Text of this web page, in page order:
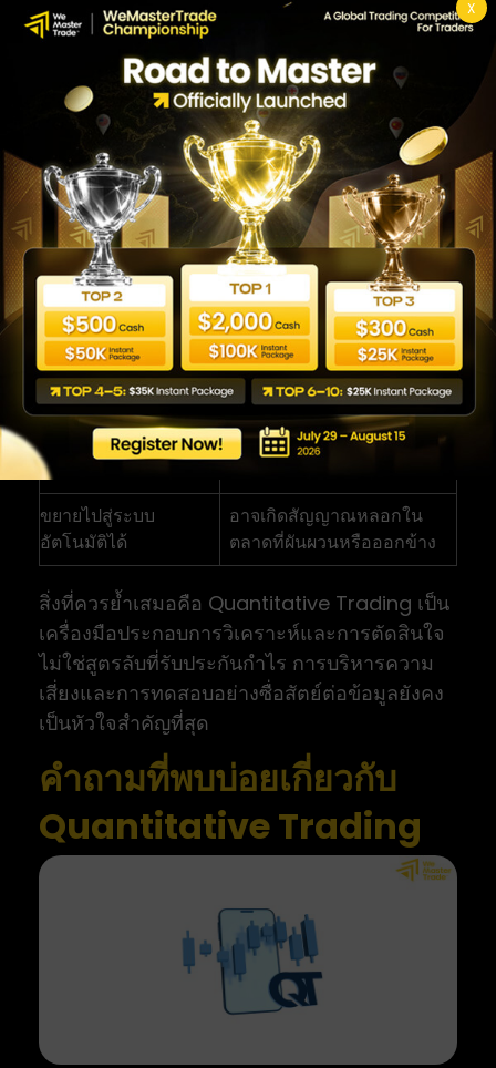
X
ข้อดีและข้อจำกัดของ
Quantitative Trading
เช่นเดียวกับทุกแนวทาง การเทรดเชิงปริมาณมีทั้ง
จุดแข็งและข้อควรระวังที่ต้องเข้าใจก่อนเริ่ม
ข้อดี
ข้อจำกัด
ตัดสินใจอย่างเป็น
ระบบ ลดอคติและ
อารมณ์
ต้องใช้ทักษะการเขียน
โปรแกรมและสถิติพอสมควร
วัดผลและทดสอบได้
ก่อนใช้เงินจริง
ผล Backtest อิงข้อมูลอดีต
ไม่การันตีอนาคต
ทำซ้ำได้คงเส้นคงวา
ลดความลำเอียง
เสี่ยง Overfitting หากปรับ
ระบบให้เข้ากับอดีตมากเกิน
ขยายไปสู่ระบบ
อัตโนมัติได้
อาจเกิดสัญญาณหลอกใน
ตลาดที่ผันผวนหรือออกข้าง
สิ่งที่ควรย้ำเสมอคือ Quantitative Trading เป็น
เครื่องมือประกอบการวิเคราะห์และการตัดสินใจ
ไม่ใช่สูตรลับที่รับประกันกำไร การบริหารความ
เสี่ยงและการทดสอบอย่างซื่อสัตย์ต่อข้อมูลยังคง
เป็นหัวใจสำคัญที่สุด
คำถามที่พบบ่อยเกี่ยวกับ
Quantitative Trading